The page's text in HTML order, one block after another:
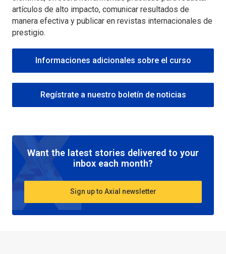
artículos de alto impacto, comunicar resultados de
manera efectiva y publicar en revistas internacionales de
prestigio.
Informaciones adicionales sobre el curso
Regístrate a nuestro boletín de noticias
Want the latest stories delivered to your
inbox each month?
Sign up to Axial newsletter